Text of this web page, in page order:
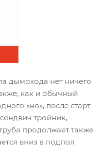
дымохода нет ничего
как и обычный
«но», после старт
тройник,
продолжает также
вниз в подпол